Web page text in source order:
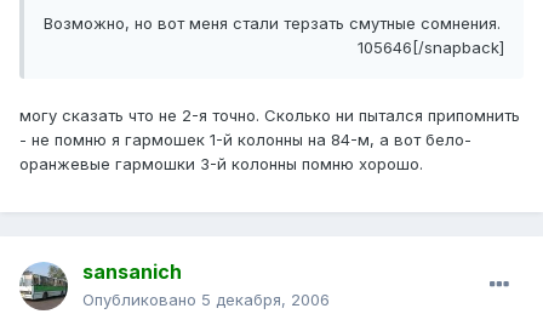
Возможно, но вот меня стали терзать смутные сомнения.
105646[/snapback]
могу сказать что не 2-я точно. Сколько ни пытался припомнить
- не помню я гармошек 1-й колонны на 84-м, а вот бело-
оранжевые гармошки 3-й колонны помню хорошо.
sansanich
Опубликовано 5 декабря, 2006